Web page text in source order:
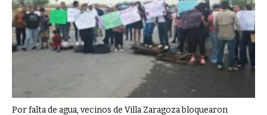
Por falta de agua, vecinos de Villa Zaragoza bloquearon